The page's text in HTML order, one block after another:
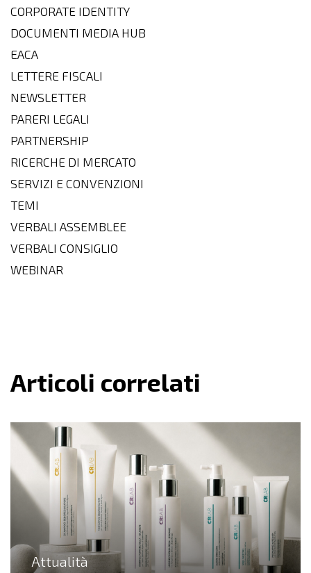
CORPORATE IDENTITY
DOCUMENTI MEDIA HUB
EACA
LETTERE FISCALI
NEWSLETTER
PARERI LEGALI
PARTNERSHIP
RICERCHE DI MERCATO
SERVIZI E CONVENZIONI
TEMI
VERBALI ASSEMBLEE
VERBALI CONSIGLIO
WEBINAR
Articoli correlati
Attualità